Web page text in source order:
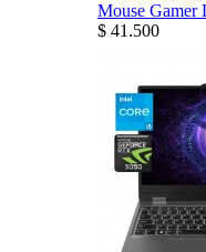
Mouse Gamer
$ 41.500